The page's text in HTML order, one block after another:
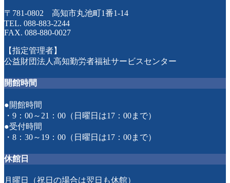
〒781-0802 高知市丸池町1番1-14
TEL. 088-883-2244
FAX. 088-880-0027
【指定管理者】
公益財団法人高知勤労者福祉サービスセンター
開館時間
●開館時間
・9：00～21：00（日曜日は17：00まで）
●受付時間
・8：30～19：00（日曜日は17：00まで）
休館日
月曜日（祝日の場合は翌日も休館）